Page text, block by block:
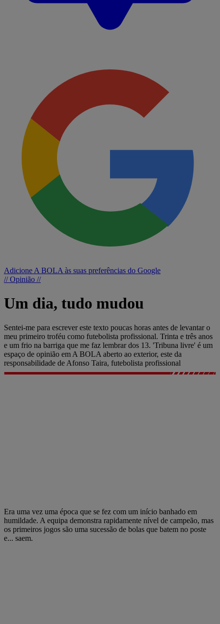
Adicione A BOLA às suas preferências do Google
// Opinião //
Um dia, tudo mudou
Sentei-me para escrever este texto poucas horas antes de levantar o
meu primeiro troféu como futebolista profissional. Trinta e três anos
e um frio na barriga que me faz lembrar dos 13. 'Tribuna livre' é um
espaço de opinião em A BOLA aberto ao exterior, este da
responsabilidade de Afonso Taira, futebolista profissional
Era uma vez uma época que se fez com um início banhado em
humildade. A equipa demonstra rapidamente nível de campeão, mas
os primeiros jogos são uma sucessão de bolas que batem no poste
e... saem.